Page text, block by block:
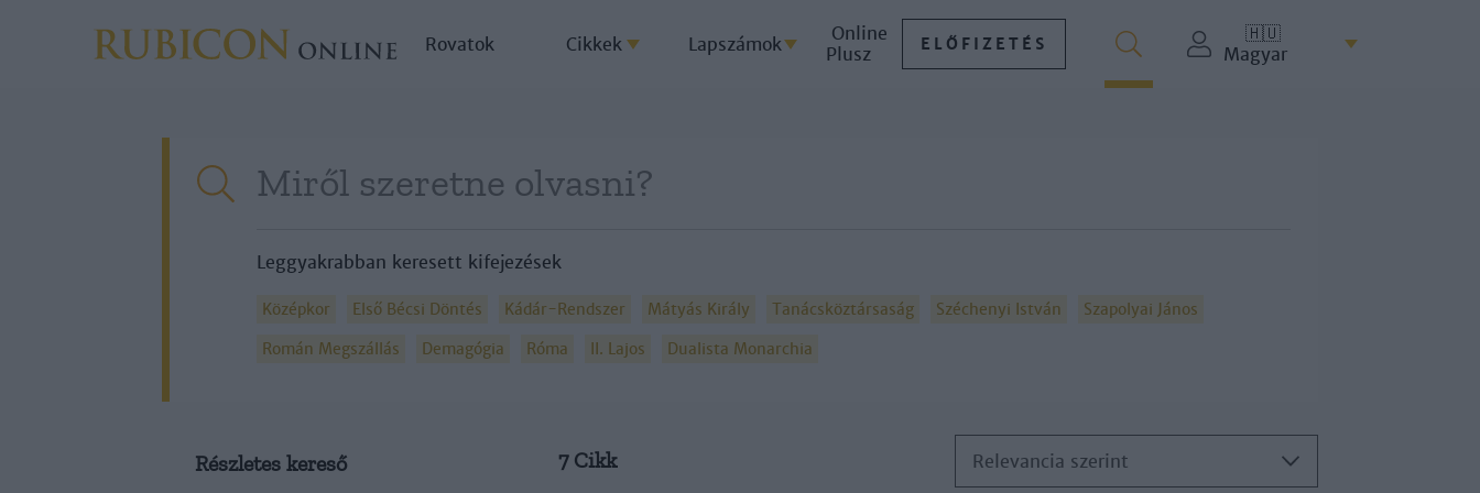
Rovatok Cikkek Lapszámok
Online
Plusz
ELŐFIZETÉS
🇭🇺
Magyar
Leggyakrabban keresett kifejezések
Középkor Első Bécsi Döntés Kádár-Rendszer Mátyás Király Tanácsköztársaság Széchenyi István
Szapolyai János
Román Megszállás
Demagógia Róma II. Lajos Dualista Monarchia
Részletes kereső 7 Cikk Relevancia szerint